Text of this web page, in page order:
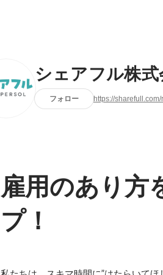
シェアフル株
フォロー https://
雇用のあり方
プ！